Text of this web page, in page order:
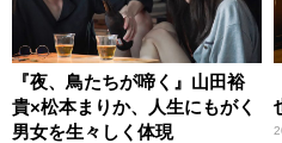
『夜、鳥たちが啼く』山田裕
貴×松本まりか、人生にもがく
男女を生々しく体現